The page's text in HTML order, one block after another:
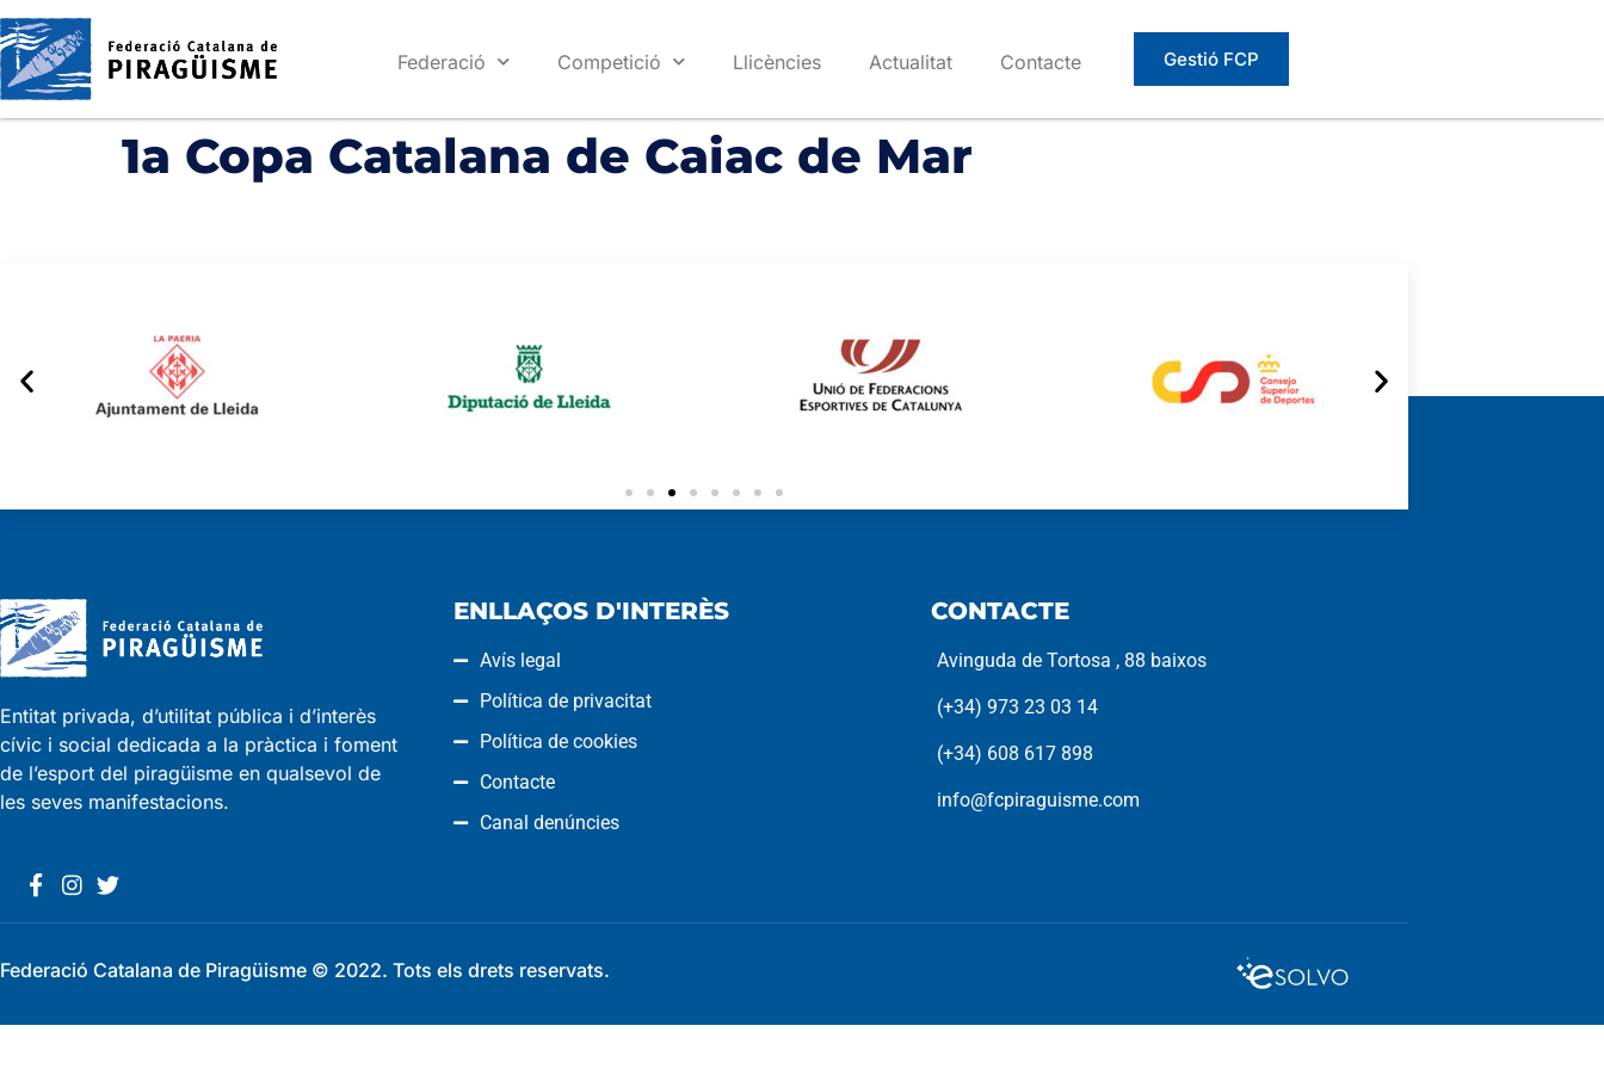
Federació Competició Llicències Actualitat Contacte Gestió FCP
1a Copa Catalana de Caiac de Mar
Entitat privada, d’utilitat pública i d’interès
cívic i social dedicada a la pràctica i foment
de l’esport del piragüisme en qualsevol de
les seves manifestacions.
ENLLAÇOS D'INTERÈS
Avís legal
Política de privacitat
Política de cookies
Contacte
Canal denúncies
CONTACTE
Avinguda de Tortosa , 88 baixos
(+34) 973 23 03 14
(+34) 608 617 898
info@fcpiraguisme.com
Federació Catalana de Piragüisme © 2022. Tots els drets reservats.